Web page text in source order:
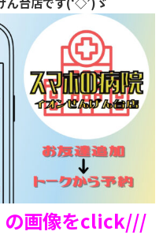
画像をclick///